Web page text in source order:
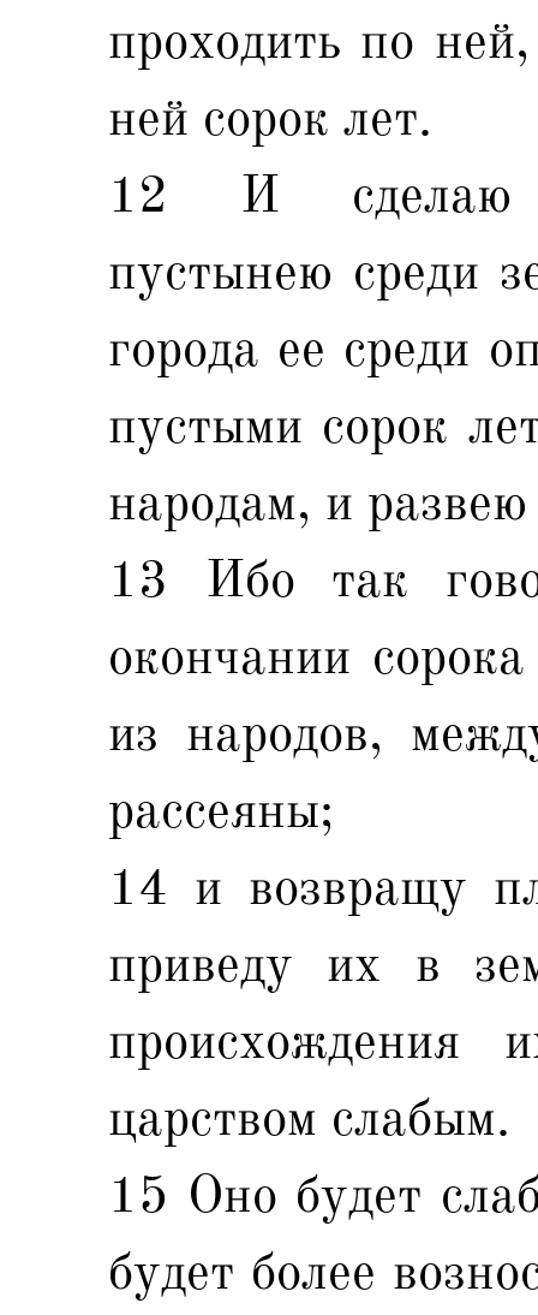
проходить по
ней сорок лет.
12 И сделаю
пустынею среди
города ее среди
пустыми сорок
народам, и
13 Ибо так
окончании
из народов,
рассеяны;
14 и возвращу
приведу их в
царством слабым.
15 Оно будет
будет более